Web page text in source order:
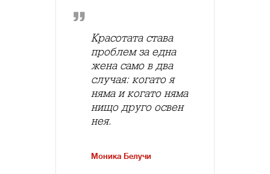
Красотата става
проблем за една
жена само в два
случая: когато я
няма и когато няма
нищо друго освен
нея.
Моника Белучи